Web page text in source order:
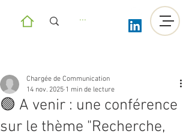
🟢 A venir : une conférence
sur le thème "Recherche,
Chargée de Communication
14 nov. 2025 1 min de lecture